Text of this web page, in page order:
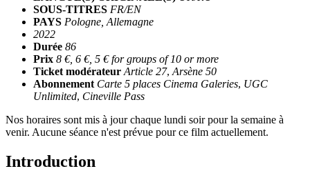
SOUS-TITRES FR/EN
PAYS Pologne, Allemagne
2022
Durée 86
Prix 8 €, 6 €, 5 € for groups of 10 or more
Ticket modérateur Article 27, Arsène 50
Abonnement Carte 5 places Cinema Galeries, UGC
Unlimited, Cineville Pass
Nos horaires sont mis à jour chaque lundi soir pour la semaine à
venir. Aucune séance n'est prévue pour ce film actuellement.
Introduction